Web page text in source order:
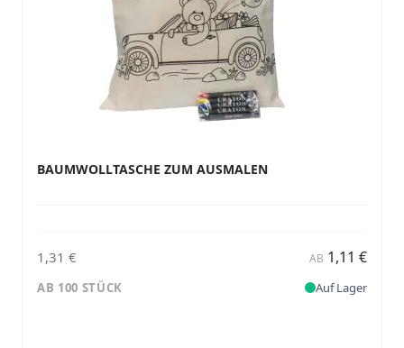
BAUMWOLLTASCHE ZUM AUSMALEN
1,31 € AB 1,11 €
AB 100 STÜCK Auf Lager